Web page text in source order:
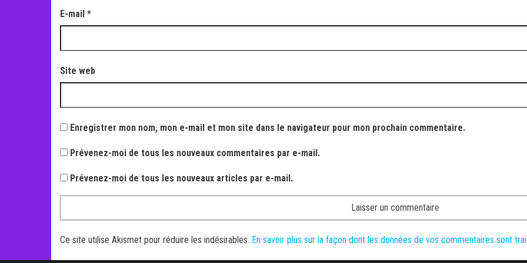
E-mail *
Site web
Enregistrer mon nom, mon e-mail et mon site dans le navigateur pour mon prochain commentaire.
Prévenez-moi de tous les nouveaux commentaires par e-mail.
Prévenez-moi de tous les nouveaux articles par e-mail.
Ce site utilise Akismet pour réduire les indésirables. En savoir plus sur la façon dont les données de vos commentaires sont